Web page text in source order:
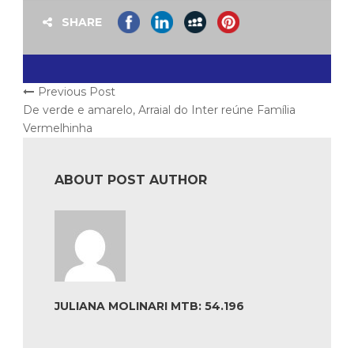
SHARE
Previous Post
De verde e amarelo, Arraial do Inter reúne Família
Vermelhinha
ABOUT POST AUTHOR
JULIANA MOLINARI MTB: 54.196